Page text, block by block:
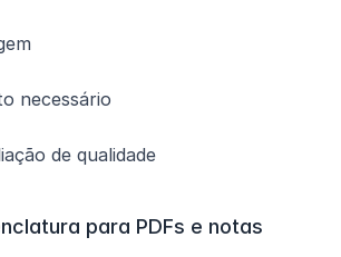
necessário
de qualidade
para PDFs e notas